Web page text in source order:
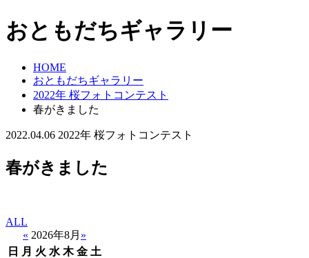
おともだちギャラリー
HOME
おともだちギャラリー
2022年 桜フォトコンテスト
春がきました
2022.04.06 2022年 桜フォトコンテスト
春がきました
ALL
« 2026年8月 »
日
月 火 水 木 金 土